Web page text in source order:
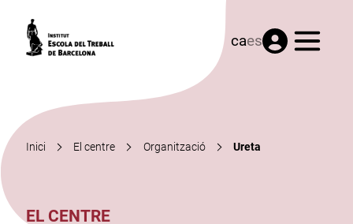
caes Menú
Inici El centre Organització Ureta
EL CENTRE